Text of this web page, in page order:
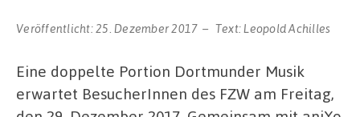
Veröffentlicht:25. Dezember 2017 Text:Leopold Achilles
Eine doppelte Portion Dortmunder Musik
erwartet BesucherInnen des FZW am Freitag,